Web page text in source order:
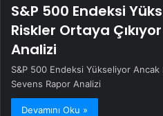
S&P 500 Endeksi
Riskler Ortaya
Analizi
S&P 500 Endeksi Yükseliyor Ancak
Sevens Rapor Analizi
Devamını Oku »